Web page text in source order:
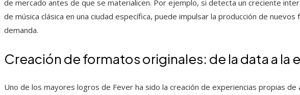
de mercado antes de que se materialicen. Por ejemplo, si detecta un creciente
de música clásica en una ciudad específica, puede impulsar la producción de
demanda.
Creación de formatos originales: de la data a la
Uno de los mayores logros de Fever ha sido la creación de experiencias propias de